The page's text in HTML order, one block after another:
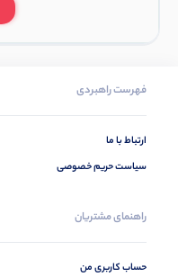
فهرست راهبردی
ارتباط با ما
سیاست حریم خصوصی
راهنمای مشتریان
حساب کاربری من